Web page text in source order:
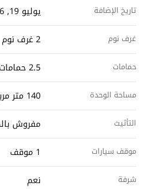
تاريخ الإضافة يوليو 19, 2026
غرف نوم 2 غرف نوم
حمامات 2.5 حمامات
مساحة الوحدة 140 متر مربع
التأثيث مفروش
موقف سيارات 1 موقف
شرفة نعم